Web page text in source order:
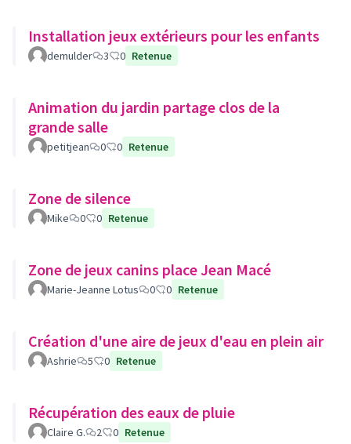
Installation jeux extérieurs pour les enfants
demulder 3 0 Retenue
Animation du jardin partage clos de la
grande salle
petitjean 0 0 Retenue
Zone de silence
Mike 0 0 Retenue
Zone de jeux canins place Jean Macé
Marie-Jeanne Lotus 0 0 Retenue
Création d'une aire de jeux d'eau en plein air
Ashrie 5 0 Retenue
Récupération des eaux de pluie
Claire G. 2 0 Retenue